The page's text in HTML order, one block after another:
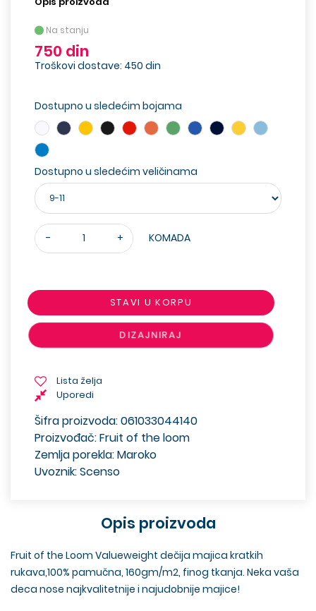
Na stanju
750 din
Troškovi dostave: 450 din
Dostupno u sledećim bojama
Dostupno u sledećim veličinama
- + KOMADA
STAVI U KORPU
DIZAJNIRAJ
Lista želja
Uporedi
Šifra proizvoda: 061033044140
Proizvođač: Fruit of the loom
Zemlja porekla: Maroko
Uvoznik: Scenso
Opis proizvoda
Fruit of the Loom Valueweight dečija majica kratkih
rukava,100% pamučna, 160gm/m2, finog tkanja. Neka vaša
deca nose najkvalitetnije i najudobnije majice!